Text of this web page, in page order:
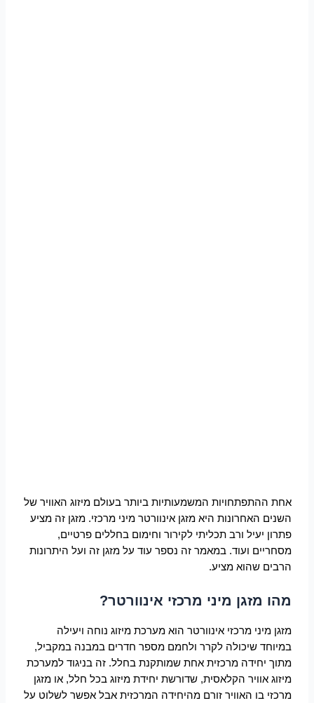
אחת ההתפתחויות המשמעותיות ביותר בעולם מיזוג האוויר של
השנים האחרונות היא מזגן אינוורטר מיני מרכזי. מזגן זה מציע
פתרון יעיל ורב תכליתי לקירור וחימום בחללים פרטיים,
מסחריים ועוד. במאמר זה נספר עוד על מזגן זה ועל היתרונות
הרבים שהוא מציע.
מהו מזגן מיני מרכזי אינוורטר?
מזגן מיני מרכזי אינוורטר הוא מערכת מיזוג נוחה ויעילה
במיוחד שיכולה לקרר ולחמם מספר חדרים במבנה במקביל,
מתוך יחידה מרכזית אחת שמותקנת בחלל. זה בניגוד למערכת
מיזוג אוויר הקלאסית, שדורשת יחידת מיזוג בכל חלל, או מזגן
מרכזי בו האוויר זורם מהיחידה המרכזית אבל אפשר לשלוט על